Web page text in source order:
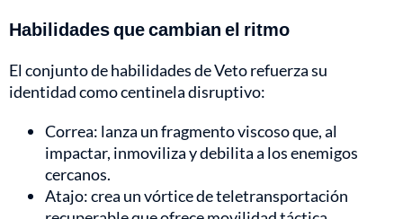
Habilidades que cambian el ritmo
El conjunto de habilidades de Veto refuerza su
identidad como centinela disruptivo:
Correa: lanza un fragmento viscoso que, al
impactar, inmoviliza y debilita a los enemigos
cercanos.
Atajo: crea un vórtice de teletransportación